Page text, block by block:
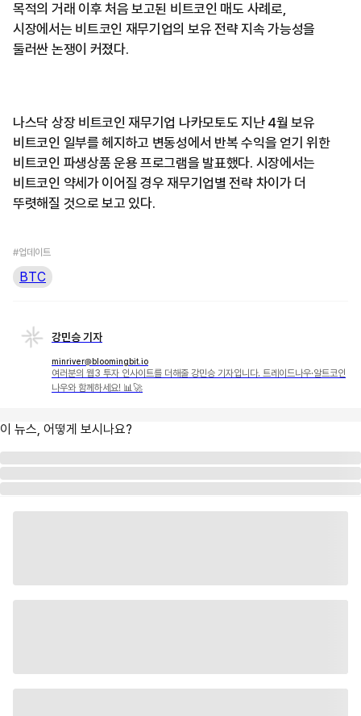
목적의 거래 이후 처음 보고된 비트코인 매도 사례로,
시장에서는 비트코인 재무기업의 보유 전략 지속 가능성을
둘러싼 논쟁이 커졌다.
나스닥 상장 비트코인 재무기업 나카모토도 지난 4월 보유
비트코인 일부를 헤지하고 변동성에서 반복 수익을 얻기 위한
비트코인 파생상품 운용 프로그램을 발표했다. 시장에서는
비트코인 약세가 이어질 경우 재무기업별 전략 차이가 더
뚜렷해질 것으로 보고 있다.
#업데이트
BTC
강민승 기자
minriver@bloomingbit.io
여러분의 웹3 투자 인사이트를 더해줄 강민승 기자입니다. 트레이드나우·알트코인
나우와 함께하세요! 📊🚀
이 뉴스, 어떻게 보시나요?